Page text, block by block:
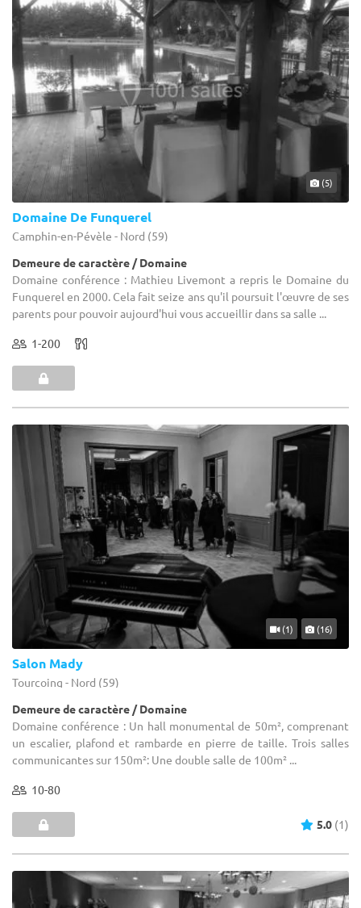
(5)
Domaine De Funquerel
Camphin-en-Pévèle - Nord (59)
Demeure de caractère / Domaine
Domaine conférence : Mathieu Livemont a repris le Domaine du
Funquerel en 2000. Cela fait seize ans qu'il poursuit l'œuvre de ses
parents pour pouvoir aujourd'hui vous accueillir dans sa salle ...
1-200
(1) (16)
Salon Mady
Tourcoing - Nord (59)
Demeure de caractère / Domaine
Domaine conférence : Un hall monumental de 50m², comprenant
un escalier, plafond et rambarde en pierre de taille. Trois salles
communicantes sur 150m²: Une double salle de 100m² ...
10-80
5.0 (1)